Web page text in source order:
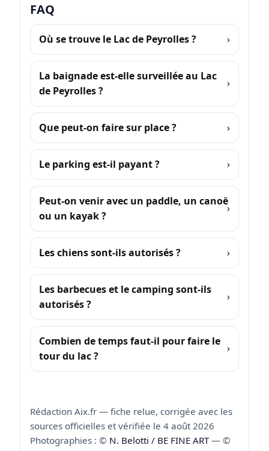
FAQ
Où se trouve le Lac de Peyrolles ?
La baignade est-elle surveillée au Lac
de Peyrolles ?
Que peut-on faire sur place ?
Le parking est-il payant ?
Peut-on venir avec un paddle, un canoë
ou un kayak ?
Les chiens sont-ils autorisés ?
Les barbecues et le camping sont-ils
autorisés ?
Combien de temps faut-il pour faire le
tour du lac ?
Rédaction Aix.fr — fiche relue, corrigée avec les
sources officielles et vérifiée le 4 août 2026
Photographies : © N. Belotti / BE FINE ART— ©